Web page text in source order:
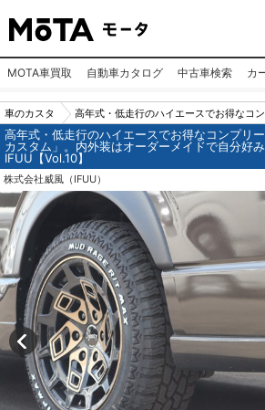
MOTA車買取 自動車カタログ 中古車検索 カ
車のカスタ
ムパーツ
（カー用
品）
高年式・低走行のハイエースでお得なコ
ーションカスタム」。内外装はオーダー
タム可能！／IFUU【Vol.10】
高年式・低走行のハイエースでお得なコンプリ
カスタム」。内外装はオーダーメイドで自分好
IFUU【Vol.10】
株式会社威風（IFUU）